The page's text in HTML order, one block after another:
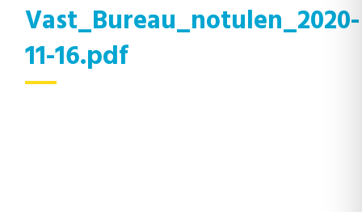
Vast_Bureau_notulen_2020-
11-16.pdf